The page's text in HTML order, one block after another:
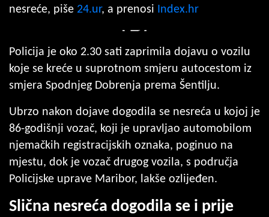
nesreće, piše 24.ur, a prenosi Index.hr
Policija je oko 2.30 sati zaprimila dojavu o vozilu
koje se kreće u suprotnom smjeru autocestom iz
smjera Spodnjeg Dobrenja prema Šentilju.
Ubrzo nakon dojave dogodila se nesreća u kojoj je
86-godišnji vozač, koji je upravljao automobilom
njemačkih registracijskih oznaka, poginuo na
mjestu, dok je vozač drugog vozila, s područja
Policijske uprave Maribor, lakše ozlijeđen.
Slična nesreća dogodila se i prije